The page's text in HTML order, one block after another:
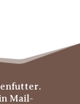
Mail-